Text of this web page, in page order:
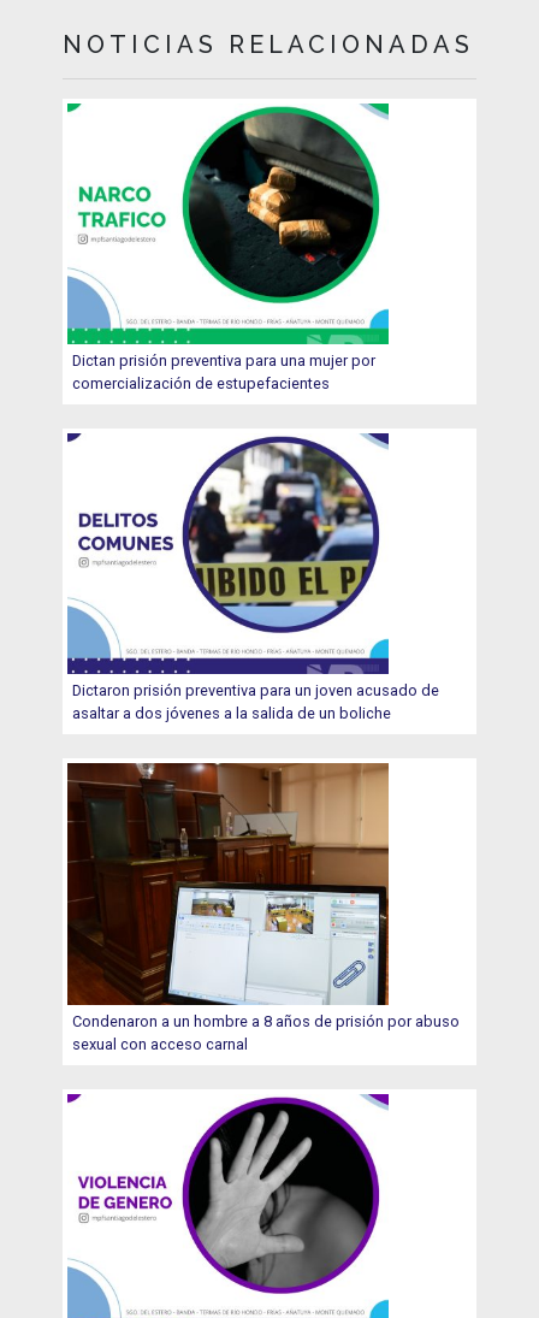
NOTICIAS RELACIONADAS
Dictan prisión preventiva para una mujer por
comercialización de estupefacientes
Dictaron prisión preventiva para un joven acusado de
asaltar a dos jóvenes a la salida de un boliche
Condenaron a un hombre a 8 años de prisión por abuso
sexual con acceso carnal